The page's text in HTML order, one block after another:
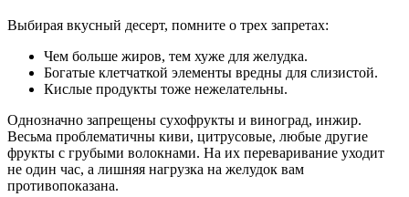
Выбирая вкусный десерт, помните о трех запретах:
Чем больше жиров, тем хуже для желудка.
Богатые клетчаткой элементы вредны для слизистой.
Кислые продукты тоже нежелательны.
Однозначно запрещены сухофрукты и виноград, инжир.
Весьма проблематичны киви, цитрусовые, любые другие
фрукты с грубыми волокнами. На их переваривание уходит
не один час, а лишняя нагрузка на желудок вам
противопоказана.